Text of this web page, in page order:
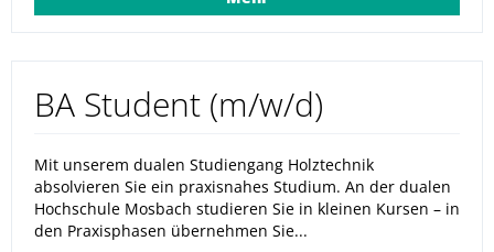
BA Student (m/w/d)
Mit unserem dualen Studiengang Holztechnik
absolvieren Sie ein praxisnahes Studium. An der dualen
Hochschule Mosbach studieren Sie in kleinen Kursen – in
den Praxisphasen übernehmen Sie...